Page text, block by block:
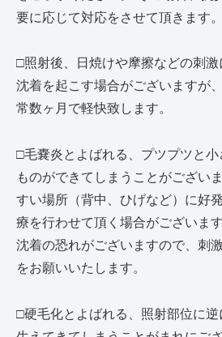
要に応じて対応をさせて頂きます。
□照射後、日焼けや摩擦などの刺
沈着を起こす場合がございますが
常数ヶ月で軽快致します。
□毛嚢炎とよばれる、プツプツと
ものができてしまうことがござい
すい場所（背中、ひげなど）に好
療を行わせて頂く場合がございま
沈着の恐れがございますので、刺
をお願いいたします。
□硬毛化とよばれる、照射部位に